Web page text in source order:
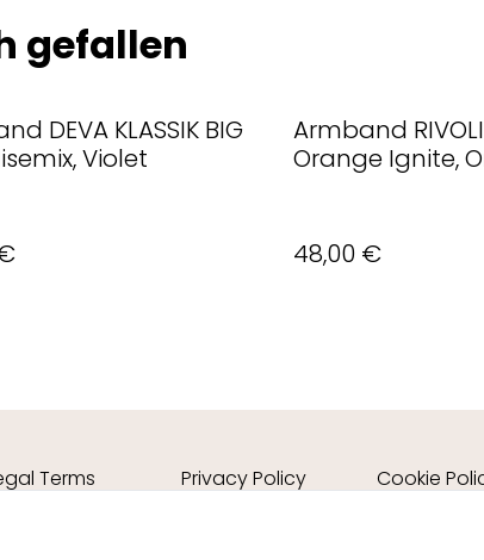
gefallen
DEVA KLASSIK BIG
Violet
Armband
Orange Ignite,
48,00 €
Terms Privacy Policy Cookie